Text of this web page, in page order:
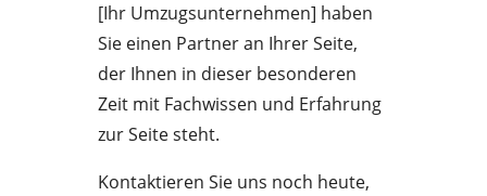
[Ihr Umzugsunternehmen] haben
Sie einen Partner an Ihrer Seite,
der Ihnen in dieser besonderen
Zeit mit Fachwissen und Erfahrung
zur Seite steht.
Kontaktieren Sie uns noch heute,